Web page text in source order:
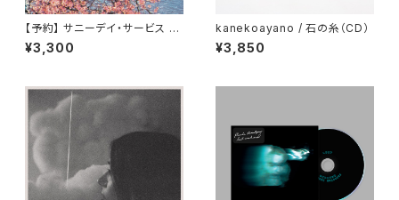
【予約】 サニーデイ・サービス /
東京 （CD）
¥3,300
kanekoayano / 石の糸（CD）
¥3,850